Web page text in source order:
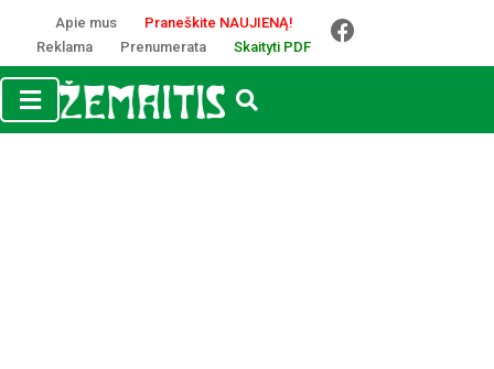
Apie mus
Praneškite NAUJIENĄ!
Reklama
Prenumerata Skaityti PDF